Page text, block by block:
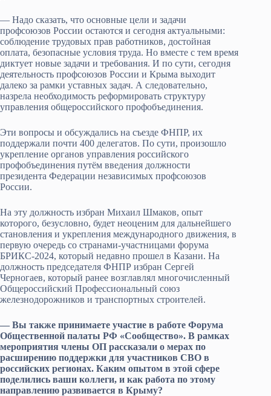
— Надо сказать, что основные цели и задачи
профсоюзов России остаются и сегодня актуальными:
соблюдение трудовых прав работников, достойная
оплата, безопасные условия труда. Но вместе с тем время
диктует новые задачи и требования. И по сути, сегодня
деятельность профсоюзов России и Крыма выходит
далеко за рамки уставных задач. А следовательно,
назрела необходимость реформировать структуру
управления общероссийского профобъединения.
Эти вопросы и обсуждались на съезде ФНПР, их
поддержали почти 400 делегатов. По сути, произошло
укрепление органов управления российского
профобъединения путём введения должности
президента Федерации независимых профсоюзов
России.
На эту должность избран Михаил Шмаков, опыт
которого, безусловно, будет неоценим для дальнейшего
становления и укрепления международного движения, в
первую очередь со странами-участницами форума
БРИКС-2024, который недавно прошел в Казани. На
должность председателя ФНПР избран Сергей
Черногаев, который ранее возглавлял многочисленный
Общероссийский Профессиональный союз
железнодорожников и транспортных строителей.
— Вы также принимаете участие в работе Форума
Общественной палаты РФ «Сообщество». В рамках
мероприятия члены ОП рассказали о мерах по
расширению поддержки для участников СВО в
российских регионах. Каким опытом в этой сфере
поделились ваши коллеги, и как работа по этому
направлению развивается в Крыму?